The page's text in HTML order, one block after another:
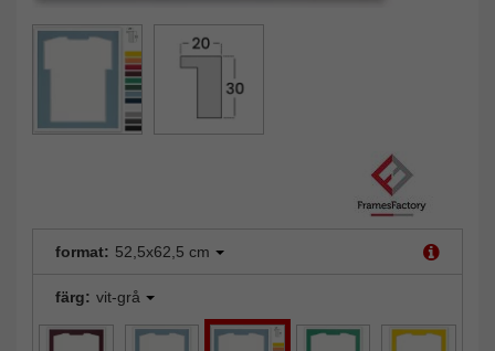
format: 52,5x62,5 cm
färg: vit-grå